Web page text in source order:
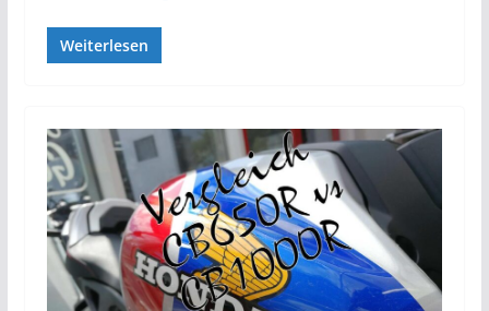
Weiterlesen